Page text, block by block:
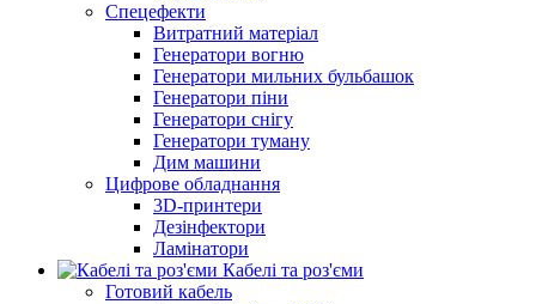
Спецефекти
Витратний матеріал
Генератори вогню
Генератори мильних бульбашок
Генератори піни
Генератори снігу
Генератори туману
Дим машини
Цифрове обладнання
3D-принтери
Дезінфектори
Ламінатори
Кабелі та роз'єми
Готовий кабель